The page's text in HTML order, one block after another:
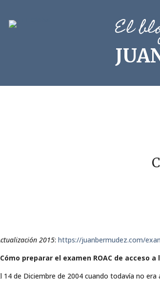
El
2015:https://juanbermudez.com/
preparar el examen ROAC de acceso
14 de Diciembre de 2004 cuando todavía no